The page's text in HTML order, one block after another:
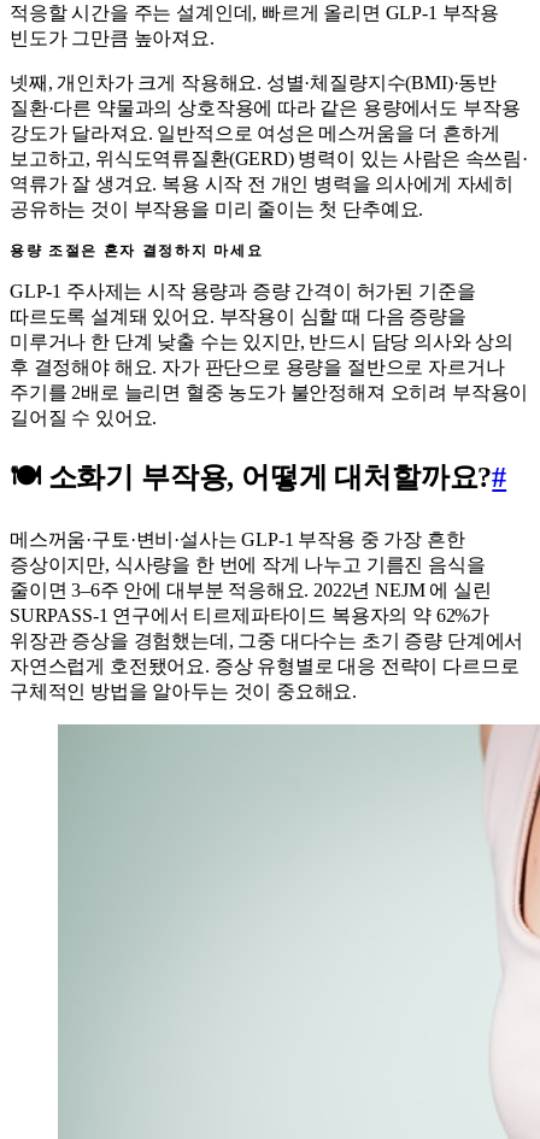
적응할 시간을 주는 설계인데, 빠르게 올리면 GLP-1 부작용
빈도가 그만큼 높아져요.
넷째, 개인차가 크게 작용해요. 성별·체질량지수(BMI)·동반
질환·다른 약물과의 상호작용에 따라 같은 용량에서도 부작용
강도가 달라져요. 일반적으로 여성은 메스꺼움을 더 흔하게
보고하고, 위식도역류질환(GERD) 병력이 있는 사람은 속쓰림·
역류가 잘 생겨요. 복용 시작 전 개인 병력을 의사에게 자세히
공유하는 것이 부작용을 미리 줄이는 첫 단추예요.
용량 조절은 혼자 결정하지 마세요
GLP-1 주사제는 시작 용량과 증량 간격이 허가된 기준을
따르도록 설계돼 있어요. 부작용이 심할 때 다음 증량을
미루거나 한 단계 낮출 수는 있지만, 반드시 담당 의사와 상의
후 결정해야 해요. 자가 판단으로 용량을 절반으로 자르거나
주기를 2배로 늘리면 혈중 농도가 불안정해져 오히려 부작용이
길어질 수 있어요.
🍽️ 소화기 부작용, 어떻게 대처할까요?#
메스꺼움·구토·변비·설사는 GLP-1 부작용 중 가장 흔한
증상이지만, 식사량을 한 번에 작게 나누고 기름진 음식을
줄이면 3–6주 안에 대부분 적응해요. 2022년 NEJM 에 실린
SURPASS-1 연구에서 티르제파타이드 복용자의 약 62%가
위장관 증상을 경험했는데, 그중 대다수는 초기 증량 단계에서
자연스럽게 호전됐어요. 증상 유형별로 대응 전략이 다르므로
구체적인 방법을 알아두는 것이 중요해요.